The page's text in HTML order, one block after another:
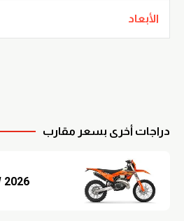
الأبعاد
دراجات أخرى بسعر مقارب
2026 KTM XC 300 W